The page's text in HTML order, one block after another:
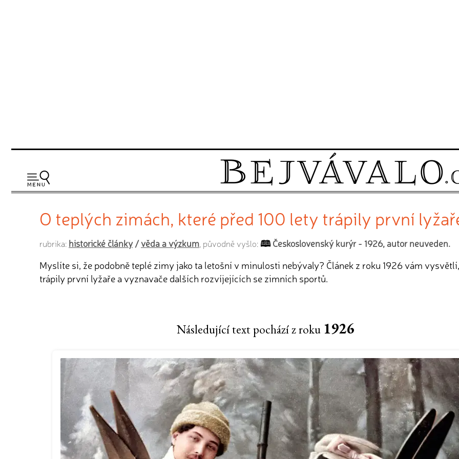
O teplých zimách, které před 100 lety trápily první
rubrika: historické články/věda a výzkum , původně vyšlo: Československý kurýr - 1926, autor neuveden.
Myslíte si, že podobně teplé zimy jako ta letošní v minulosti nebývaly? Článek z roku 1926 vám
trápily první lyžaře a vyznavače dalších rozvíjejících se zimních sportů.
Následující text pochází z roku 1926